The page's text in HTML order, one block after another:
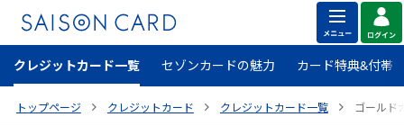
クレジットカード一覧 セゾンカードの魅力 カード特典&付帯
トップページ クレジットカード クレジットカード一覧 ゴールド